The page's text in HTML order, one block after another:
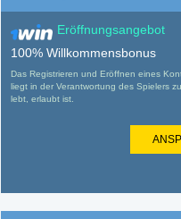
Eröffnungsangebot
100% Willkommensbonus
Das Registrieren und Eröffnen eines
liegt in der Verantwortung des Spielers
lebt, erlaubt ist.